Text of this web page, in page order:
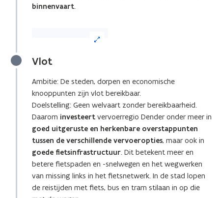
afbeelding
een
vergrote
weergave)
binnenvaart.
Vlot
Ambitie: De steden, dorpen en economische
knooppunten zijn vlot bereikbaar.
Doelstelling: Geen welvaart zonder bereikbaarheid.
Daarom investeert vervoerregio Dender onder meer in
goed uitgeruste en herkenbare overstappunten
tussen de verschillende vervoeropties, maar ook in
goede fietsinfrastructuur. Dit betekent meer en
betere fietspaden en -snelwegen en het wegwerken
van missing links in het fietsnetwerk. In de stad lopen
de reistijden met fiets, bus en tram stilaan in op die